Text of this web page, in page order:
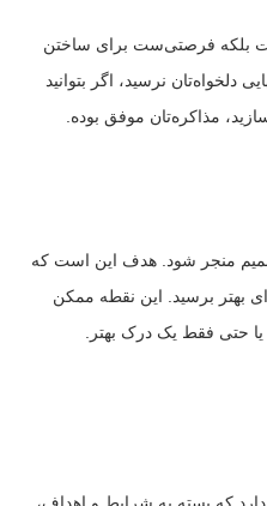
بلکه فرصتی‌ست برای ساختن
دلخواه‌تان نرسید، اگر بتوانید
مذاکره‌تان موفق بوده.
منجر شود. هدف این است که
بهتر برسید. این نقطه ممکن
حتی فقط یک درک بهتر.
که بسته به شرایط و اهداف،